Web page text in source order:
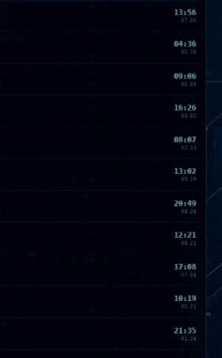
04:36
05.16
09:06
05.03
16:26
03.01
08:07
02.13
13:02
09.29
20:49
08.26
12:21
08.21
17:08
07.04
10:19
05.21
21:35
01.26
11:43
11.11